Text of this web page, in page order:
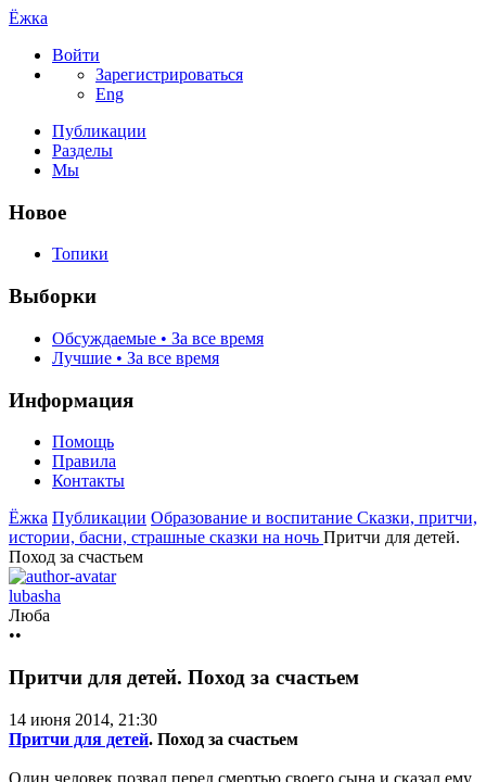
Ёжка
Войти
Зарегистрироваться
Eng
Публикации
Разделы
Мы
Новое
Топики
Выборки
Обсуждаемые • За все время
Лучшие • За все время
Информация
Помощь
Правила
Контакты
Ёжка Публикации Образование и воспитание Сказки, притчи,
истории, басни, страшные сказки на ночь Притчи для детей.
Поход за счастьем
lubasha
Люба
••
Притчи для детей. Поход за счастьем
14 июня 2014, 21:30
Притчи для детей. Поход за счастьем
Один человек позвал перед смертью своего сына и сказал ему